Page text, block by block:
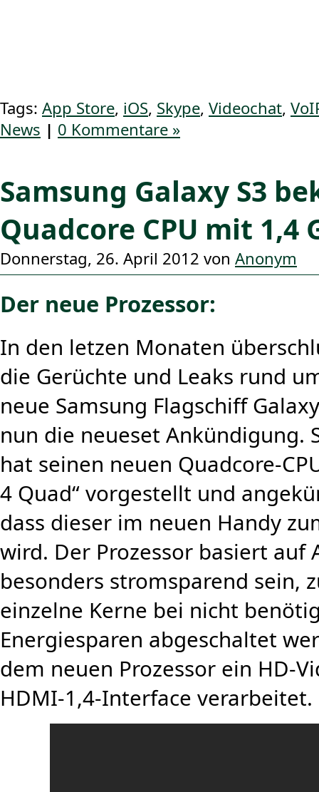
Tags: App Store, iOS, Skype, Videochat,
News | 0 Kommentare »
Samsung Galaxy S3
Quadcore CPU mit 1,4
Donnerstag, 26. April 2012 von Anonym
Der neue Prozessor:
In den letzen Monaten
die Gerüchte und Leaks rund
neue Samsung Flagschiff
nun die neueset Ankündigung.
hat seinen neuen Quadcore-
4 Quad“ vorgestellt und
dass dieser im neuen Handy
wird. Der Prozessor basiert auf
besonders stromsparend sein,
einzelne Kerne bei nicht
Energiesparen abgeschaltet
dem neuen Prozessor ein HD-
HDMI-1,4-Interface verarbeitet.